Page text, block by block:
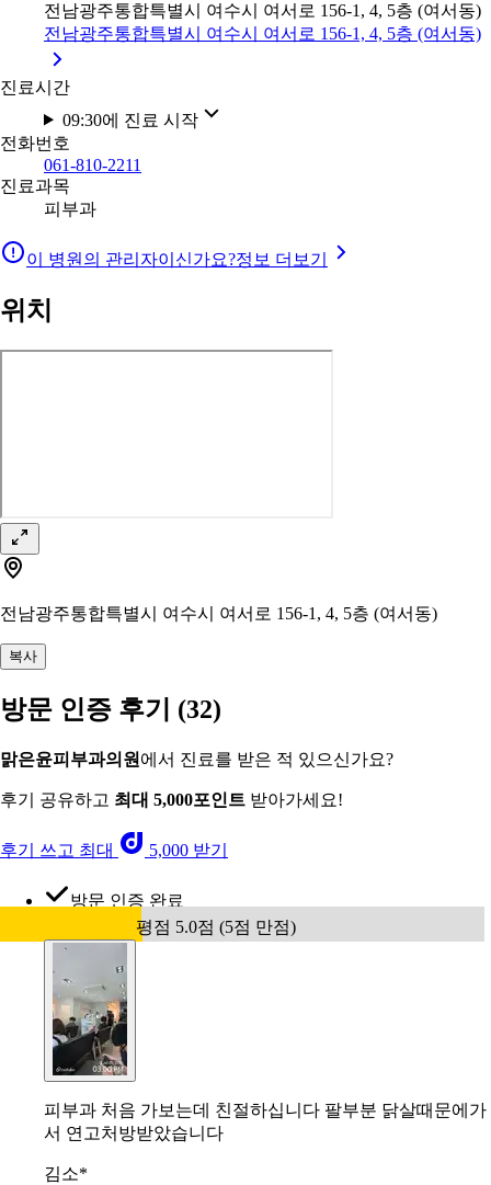
전남광주통합특별시 여수시 여서로 156-1, 4, 5층 (여서동)
전남광주통합특별시 여수시 여서로 156-1, 4, 5층 (여서동)
진료시간
09:30에 진료 시작
전화번호
061-810-2211
진료과목
피부과
이 병원의 관리자이신가요?정보 더보기
위치
전남광주통합특별시 여수시 여서로 156-1, 4, 5층 (여서동)
복사
방문 인증 후기 (32)
맑은윤피부과의원 에서 진료를 받은 적 있으신가요?
후기 공유하고 최대 5,000포인트 받아가세요!
후기 쓰고 최대 5,000 받기
방문 인증 완료
평점 5.0점 (5점 만점)
피부과 처음 가보는데 친절하십니다 팔부분 닭살때문에가
서 연고처방받았습니다
김소*